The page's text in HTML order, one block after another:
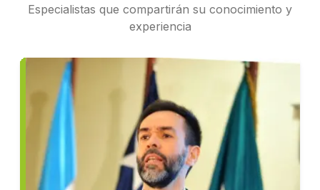
Especialistas que compartirán su conocimiento y
experiencia